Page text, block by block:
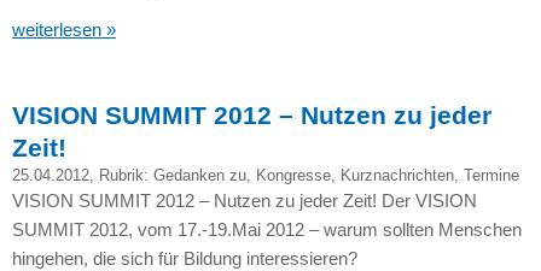
weiterlesen »
VISION SUMMIT 2012 – Nutzen zu jeder
Zeit!
25.04.2012, Rubrik: Gedanken zu, Kongresse, Kurznachrichten, Termine
VISION SUMMIT2012 – Nutzen zu jeder Zeit! Der VISION
SUMMIT2012, vom 17.-19.Mai 2012 – warum sollten Menschen
hingehen, die sich für Bildung interessieren?